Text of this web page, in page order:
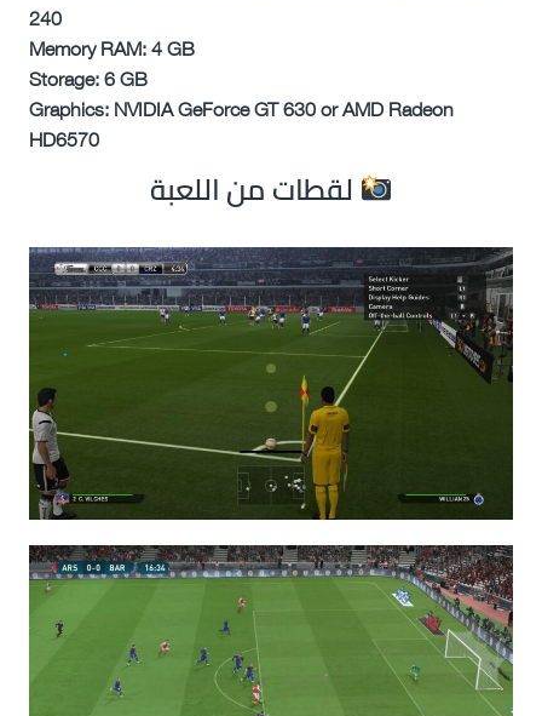
240
Memory RAM: 4 GB
Storage: 6 GB
Graphics: NVIDIA GeForce GT 630 or AMD Radeon
HD6570
لقطات من اللعبة